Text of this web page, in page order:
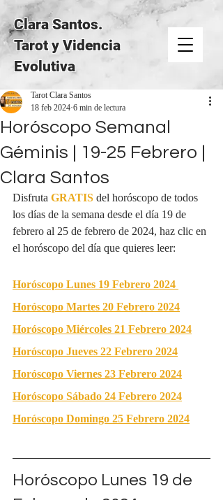
Clara Santos.
Tarot y Videncia
Evolutiva
Horóscopo Semanal
Géminis | 19-25 Febrero |
Clara Santos
Tarot Clara Santos
18 feb 20246 min de lectura
Disfruta GRATISdel horóscopo de todos
los días de la semana desde el día 19 de
febrero al 25 de febrero de 2024, haz clic en
el horóscopo del día que quieres leer:
Horóscopo Lunes 19 Febrero 2024
Horóscopo Martes 20 Febrero 2024
Horóscopo Miércoles 21 Febrero 2024
Horóscopo Jueves 22 Febrero 2024
Horóscopo Viernes 23 Febrero 2024
Horóscopo Sábado 24 Febrero 2024
Horóscopo Domingo 25 Febrero 2024
Horóscopo Lunes 19 de